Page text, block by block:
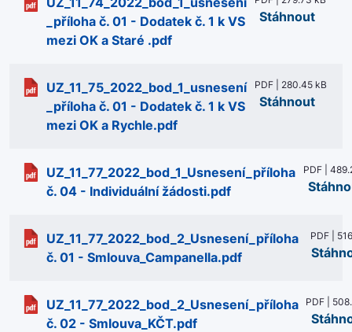
_příloha č. 01 - Dodatek č. 1 k VS
mezi OK a Staré .pdf
Stáhnout
UZ_11_75_2022_bod_1_usnesení
_příloha č. 01 - Dodatek č. 1 k VS
mezi OK a Rychle.pdf
PDF | 280.45 kB
Stáhnout
UZ_11_77_2022_bod_1_Usnesení_příloha
č. 04 - Individuální žádosti.pdf
PDF |
UZ_11_77_2022_bod_2_Usnesení_příloha
č. 01 - Smlouva_Campanella.pdf
PDF |
UZ_11_77_2022_bod_2_Usnesení_příloha
č. 02 - Smlouva_KČT.pdf
PDF |